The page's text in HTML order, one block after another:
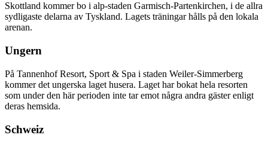
Skottland kommer bo i alp-staden Garmisch-Partenkirchen, i de allra
sydligaste delarna av Tyskland. Lagets träningar hålls på den lokala
arenan.
Ungern
På Tannenhof Resort, Sport & Spa i staden Weiler-Simmerberg
kommer det ungerska laget husera. Laget har bokat hela resorten
som under den här perioden inte tar emot några andra gäster enligt
deras hemsida.
Schweiz